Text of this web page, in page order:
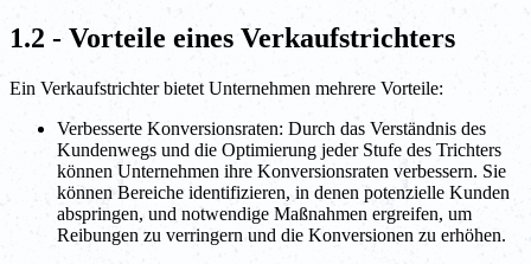
1.2 - Vorteile eines Verkaufstrichters
Ein Verkaufstrichter bietet Unternehmen mehrere Vorteile:
Verbesserte Konversionsraten: Durch das Verständnis des
Kundenwegs und die Optimierung jeder Stufe des Trichters
können Unternehmen ihre Konversionsraten verbessern. Sie
können Bereiche identifizieren, in denen potenzielle Kunden
abspringen, und notwendige Maßnahmen ergreifen, um
Reibungen zu verringern und die Konversionen zu erhöhen.